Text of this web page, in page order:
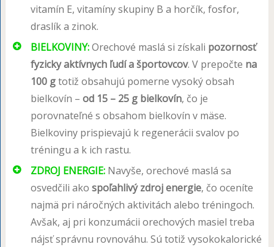
vitamín E, vitamíny skupiny B a horčík, fosfor,
draslík a zinok.
BIELKOVINY:Orechové maslá si získali pozornosť
fyzicky aktívnych ľudí a športovcov. V prepočte na
100 gtotiž obsahujú pomerne vysoký obsah
bielkovín – od 15 – 25 g bielkovín, čo je
porovnateľné s obsahom bielkovín v mäse.
Bielkoviny prispievajú k regenerácii svalov po
tréningu a k ich rastu.
ZDROJ ENERGIE:Navyše, orechové maslá sa
osvedčili ako spoľahlivý zdroj energie, čo oceníte
najmä pri náročných aktivitách alebo tréningoch.
Avšak, aj pri konzumácii orechových masiel treba
nájsť správnu rovnováhu. Sú totiž vysokokalorické